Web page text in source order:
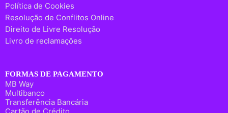
Política de Cookies
Resolução de Conflitos Online
Direito de Livre Resolução
Livro de reclamações
FORMAS DE PAGAMENTO
MB Way
Multibanco
Transferência Bancária